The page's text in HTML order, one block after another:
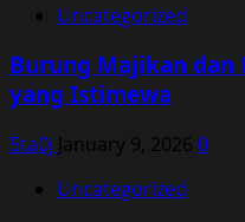
Uncategorized
Burung Majikan dan
yang Istimewa
5ta0j January 9, 2026 0
Uncategorized